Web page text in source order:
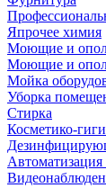
Япрочее химия
Моющие и
Моющие и
Мойка
Уборка
Стирка
Косметико-